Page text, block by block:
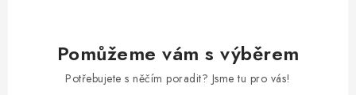
Pomůžeme vám s výběrem
Potřebujete s něčím poradit? Jsme tu pro vás!